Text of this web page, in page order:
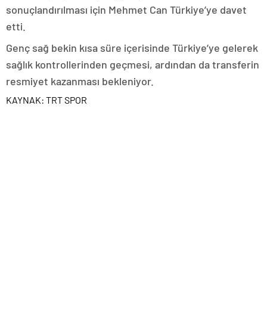
sonuçlandırılması için Mehmet Can Türkiye’ye davet
etti.
Genç sağ bekin kısa süre içerisinde Türkiye’ye gelerek
sağlık kontrollerinden geçmesi, ardından da transferin
resmiyet kazanması bekleniyor.
KAYNAK: TRT SPOR